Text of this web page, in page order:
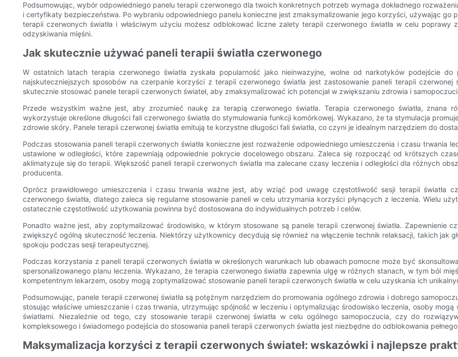
Podsumowując, wybór odpowiedniego panelu terapii czerwonego dla twoich konkretnych potrzeb wymaga dokładnego
i certyfikaty bezpieczeństwa. Po wybraniu odpowiedniego panelu konieczne jest zmaksymalizowanie jego korzyści, używając go
terapii czerwonych światła i właściwym użyciu możesz odblokować liczne zalety terapii czerwonego światła w celu poprawy
odzyskiwania mięśni.
Jak skutecznie używać paneli terapii światła czerwonego
W ostatnich latach terapia czerwonego światła zyskała popularność jako nieinwazyjne, wolne od narkotyków podejście
najskuteczniejszych sposobów na czerpanie korzyści z terapii czerwonego światła jest zastosowanie paneli terapii
skutecznie stosować panele terapii czerwonych świateł, aby zmaksymalizować ich potencjał w zwiększaniu zdrowia i
Przede wszystkim ważne jest, aby zrozumieć naukę za terapią czerwonego światła. Terapia czerwonego światła, znana
wykorzystuje określone długości fali czerwonego światła do stymulowania funkcji komórkowej. Wykazano, że ta stymulacja
zdrowie skóry. Panele terapii czerwonej światła emitują te korzystne długości fali światła, co czyni je idealnym narzędziem do
Podczas stosowania paneli terapii czerwonych światła konieczne jest rozważenie odpowiedniego umieszczenia i czasu trwania
ustawione w odległości, które zapewniają odpowiednie pokrycie docelowego obszaru. Zaleca się rozpocząć od krótszych
aklimatyzuje się do terapii. Większość paneli terapii czerwonych światła ma zalecane czasy leczenia i odległości dla różnych
producenta.
Oprócz prawidłowego umieszczenia i czasu trwania ważne jest, aby wziąć pod uwagę częstotliwość sesji terapii światła
czerwonego światła, dlatego zaleca się regularne stosowanie paneli w celu utrzymania korzyści płynących z leczenia. Wielu
ostatecznie częstotliwość użytkowania powinna być dostosowana do indywidualnych potrzeb i celów.
Ponadto ważne jest, aby zoptymalizować środowisko, w którym stosowane są panele terapii czerwonej światła. Zapewnienie
zwiększyć ogólną skuteczność leczenia. Niektórzy użytkownicy decydują się również na włączenie technik relaksacji, takich jak
spokoju podczas sesji terapeutycznej.
Podczas korzystania z paneli terapii czerwonych światła w określonych warunkach lub obawach pomocne może być
spersonalizowanego planu leczenia. Wykazano, że terapia czerwonego światła zapewnia ulgę w różnych stanach, w tym ból
kompetentnym lekarzem, osoby mogą zoptymalizować stosowanie paneli terapii czerwonych światła w celu uzyskania ich
Podsumowując, panele terapii czerwonej światła są potężnym narzędziem do promowania ogólnego zdrowia i dobrego
stosując właściwe umieszczanie i czas trwania, utrzymując spójność w leczeniu i optymalizując środowisko leczenia, osoby
światłami. Niezależnie od tego, czy stosowanie terapii czerwonej światła w celu ogólnego samopoczucia, czy do
kompleksowego i świadomego podejścia do stosowania paneli terapii czerwonych światła jest niezbędne do odblokowania pełnego
Maksymalizacja korzyści z terapii czerwonych świateł: wskazówki i najlepsze